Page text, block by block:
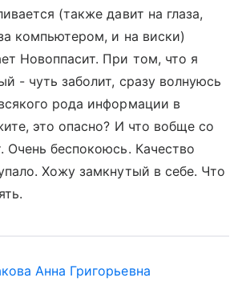
(также давит на глаза,
компьютером, и на виски)
Новоппасит. При том, что я
- чуть заболит, сразу волнуюсь
рода информации в
это опасно? И что вобще со
Очень беспокоюсь. Качество
Хожу замкнутый в себе. Что
Анна Григорьевна